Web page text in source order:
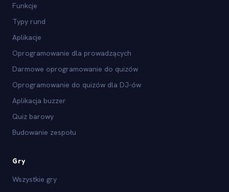
Funkcje
Typy rund
Aplikacje
Oprogramowanie dla prowadzących
Darmowe oprogramowanie do quizów
Oprogramowanie do quizów dla DJ-ów
Aplikacja buzzer
Quiz barowy
Budowanie zespołu
Gry
Wszystkie gry